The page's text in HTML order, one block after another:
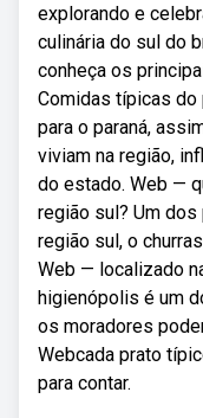
explorando e
culinária do sul do
conheça os
Comidas típicas do
para o paraná,
viviam na região,
do estado. Web —
região sul? Um
região sul, o
Web — localizado
higienópolis é um
os moradores
Webcada prato
para contar.